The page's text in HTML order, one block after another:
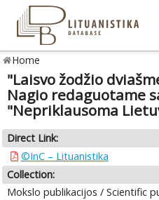
Home
"Laisvo žodžio
Nagio redaguotame
"Nepriklausoma
Direct Link:
©InC – Lituanistika
Collection:
Mokslo publikacijos / Scientific